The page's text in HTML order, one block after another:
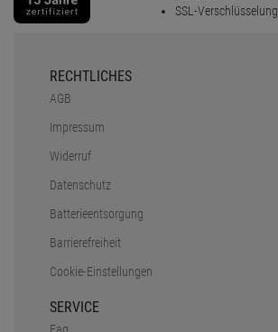
SSL-Verschlüsselung
RECHTLICHES
AGB
Impressum
Widerruf
Datenschutz
Batterieentsorgung
Barrierefreiheit
Cookie-Einstellungen
SERVICE